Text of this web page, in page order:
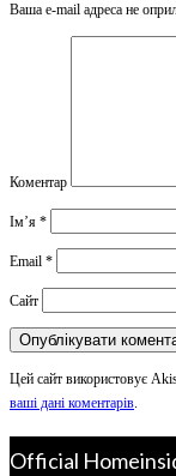
Ваша e-mail адреса не
Коментар
Ім’я *
Email *
Сайт
Цей сайт використовує
ваші дані коментарів.
Official